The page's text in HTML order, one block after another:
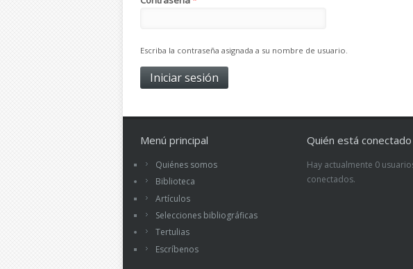
Escriba la contraseña asignada a su nombre de usuario.
Menú principal
Quiénes somos
Biblioteca
Artículos
Selecciones bibliográficas
Tertulias
Escríbenos
Quién está conectado
Hay actualmente 0
conectados.